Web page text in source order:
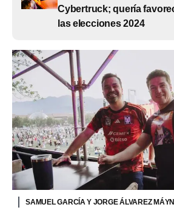
Cybertruck; quería
las elecciones 2024
SAMUEL GARCÍA Y JORGE ÁLVAREZ